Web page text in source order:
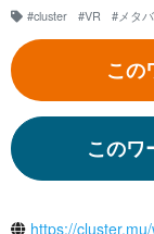
#cluster
#VR #メタ
この
このワ
https://